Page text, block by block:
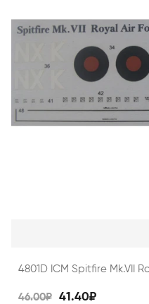
4801D ICM Spitfire Mk.VII
46.00₽ 41.40₽